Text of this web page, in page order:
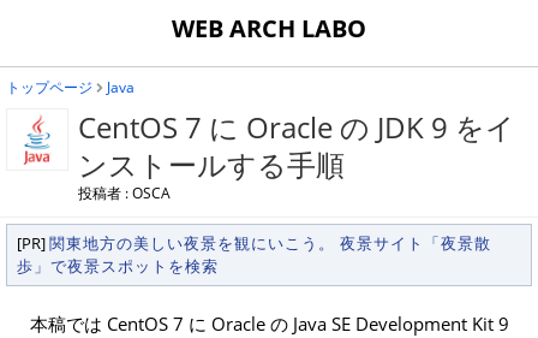
WEB ARCH LABO
トップページ Java
CentOS 7 に Oracle の JDK 9 をイ
ンストールする手順
投稿者 : OSCA
[PR]関東地方の美しい夜景を観にいこう。 夜景サイト「夜景散
歩」で夜景スポットを検索
本稿では CentOS 7 に Oracle の Java SE Development Kit 9